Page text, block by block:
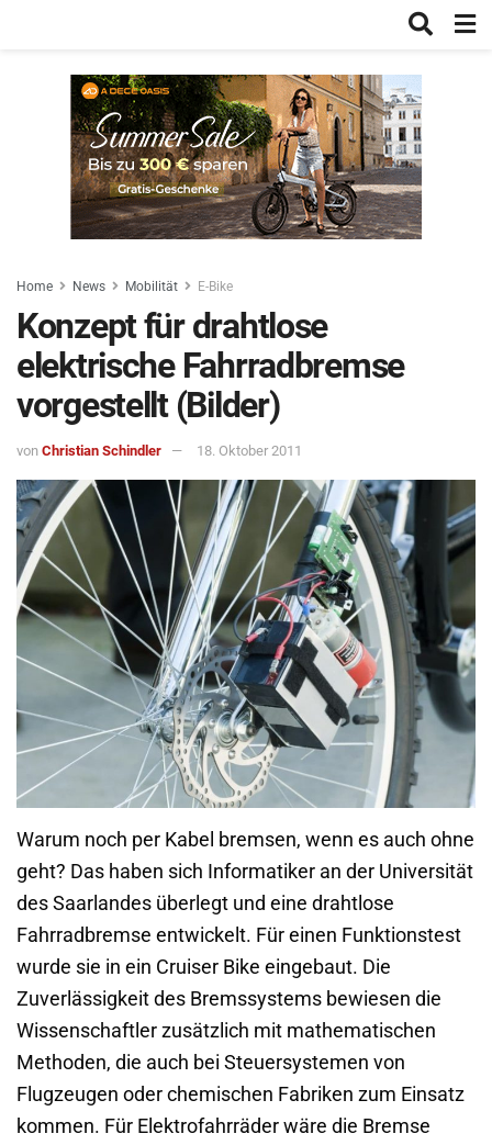
Home News Mobilität E-Bike
Konzept für drahtlose
elektrische Fahrradbremse
vorgestellt (Bilder)
von Christian Schindler 18. Oktober 2011
Warum noch per Kabel bremsen, wenn es auch ohne
geht? Das haben sich Informatiker an der Universität
des Saarlandes überlegt und eine drahtlose
Fahrradbremse entwickelt. Für einen Funktionstest
wurde sie in ein Cruiser Bike eingebaut. Die
Zuverlässigkeit des Bremssystems bewiesen die
Wissenschaftler zusätzlich mit mathematischen
Methoden, die auch bei Steuersystemen von
Flugzeugen oder chemischen Fabriken zum Einsatz
kommen. Für Elektrofahrräder wäre die Bremse